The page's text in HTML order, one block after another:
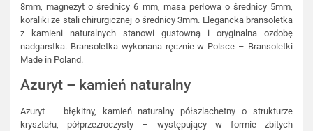
8mm, magnezyt o średnicy 6 mm, masa perłowa o średnicy 5mm,
koraliki ze stali chirurgicznej o średnicy 3mm. Elegancka bransoletka
z kamieni naturalnych stanowi gustowną i oryginalna ozdobę
nadgarstka. Bransoletka wykonana ręcznie w Polsce – Bransoletki
Made in Poland.
Azuryt – kamień naturalny
Azuryt – błękitny, kamień naturalny półszlachetny o strukturze
kryształu, półprzezroczysty – występujący w formie zbitych